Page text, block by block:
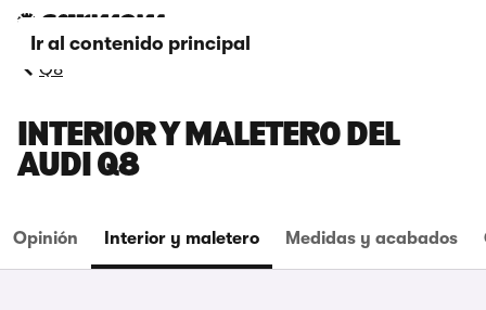
Ir al contenido principal
Q8
INTERIOR Y MALETERO DEL
AUDI Q8
Opinión Interior y maletero Medidas y acabados